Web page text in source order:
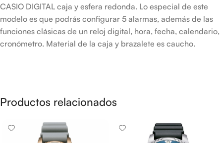
CASIO DIGITAL caja y esfera redonda. Lo especial de este
modelo es que podrás configurar 5 alarmas, además de las
funciones clásicas de un reloj digital, hora, fecha, calendario,
cronómetro. Material de la caja y brazalete es caucho.
Productos relacionados